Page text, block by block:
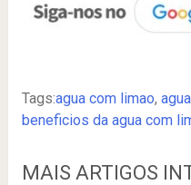
Tags:agua com limao,
beneficios da agua com
MAIS ARTIGOS